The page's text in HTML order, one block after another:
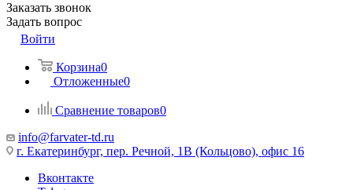
Заказать звонок
Задать вопрос
Войти
Корзина0
Отложенные0
Сравнение товаров0
info@farvater-td.ru
г. Екатеринбург, пер. Речной, 1В (Кольцово), офис 16
Вконтакте